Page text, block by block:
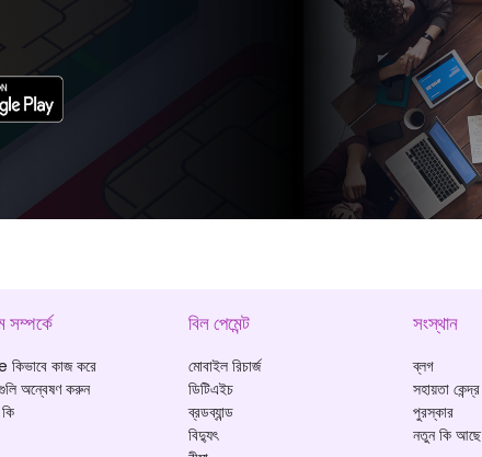
কাজ করে
অন্বেষণ করুন
বিল পেমেন্ট
মোবাইল রিচার্জ
ডিটিএইচ
ব্রডব্যান্ড
বিদ্যুৎ
সংস্থান
ব্লগ
সহায়তা কেন্দ্র
পুরস্কার
নতুন কি আছে